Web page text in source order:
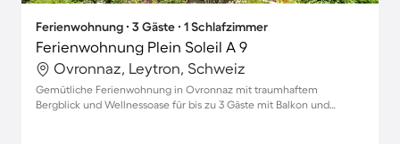
Ferienwohnung ∙ 3 Gäste ∙ 1 Schlafzimmer
Ferienwohnung Plein Soleil A 9
Ovronnaz, Leytron, Schweiz
Gemütliche Ferienwohnung in Ovronnaz mit traumhaftem
Bergblick und Wellnessoase für bis zu 3 Gäste mit Balkon und